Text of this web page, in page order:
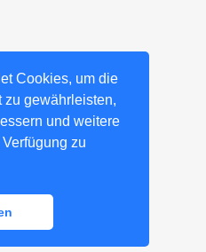
Cookies, um die
gewährleisten,
und weitere
zu